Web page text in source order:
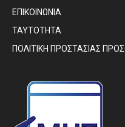
ΕΠΙΚΟΙΝΩΝΙΑ
ΤΑΥΤΟΤΗΤΑ
ΠΟΛΙΤΙΚΗ ΠΡΟΣΤΑΣΙΑΣ